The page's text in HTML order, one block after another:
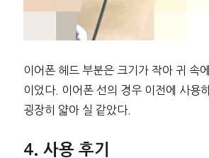
이어폰 헤드 부분은 크기가 작아 귀 속
이었다. 이어폰 선의 경우 이전에 사용
굉장히 얇아 실 같았다.
사용 후기